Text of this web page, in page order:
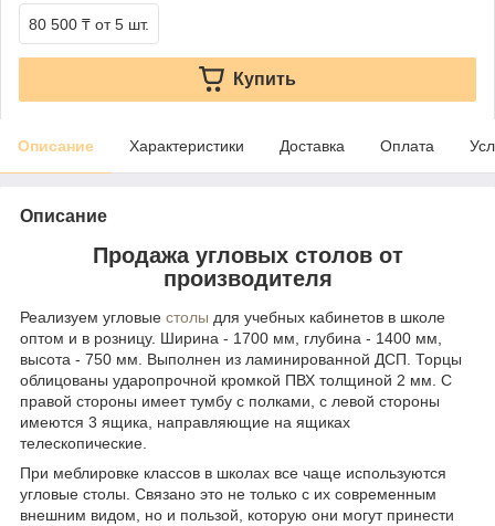
80 500 ₸ от 5 шт.
Купить
Описание Характеристики Доставка Оплата
Описание
Продажа угловых столов от
производителя
Реализуем угловые столы для учебных кабинетов в школе
оптом и в розницу. Ширина - 1700 мм, глубина - 1400 мм,
высота - 750 мм. Выполнен из ламинированной ДСП. Торцы
облицованы ударопрочной кромкой ПВХ толщиной 2 мм. С
правой стороны имеет тумбу с полками, с левой стороны
имеются 3 ящика, направляющие на ящиках
телескопические.
При меблировке классов в школах все чаще используются
угловые столы. Связано это не только с их современным
внешним видом, но и пользой, которую они могут принести